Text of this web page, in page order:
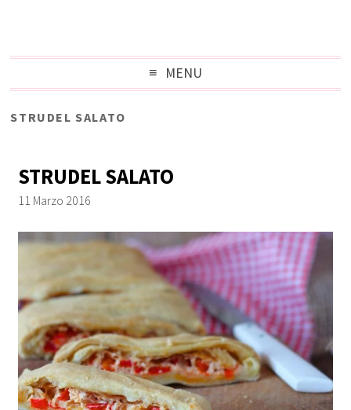
MENU
STRUDEL SALATO
STRUDEL SALATO
11 Marzo 2016